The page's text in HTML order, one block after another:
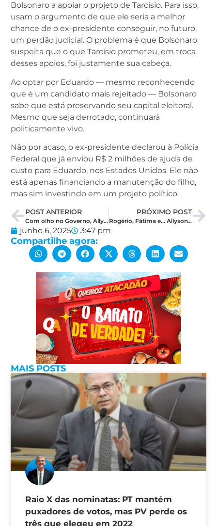
Bolsonaro a apoiar o projeto de Tarcísio. Para isso,
usam o argumento de que ele seria a melhor
chance de o ex-presidente conseguir, no futuro,
um perdão judicial. O problema é que Bolsonaro
suspeita que o que Tarcísio prometeu, em troca
desses apoios, foi justamente sua cabeça.
Ao optar por Eduardo — mesmo reconhecendo
que é um candidato mais rejeitado — Bolsonaro
sabe que está preservando seu capital eleitoral.
Mesmo que seja derrotado, continuará
politicamente vivo.
Não por acaso, o ex-presidente declarou à Polícia
Federal que já enviou R$ 2 milhões de ajuda de
custo para Eduardo, nos Estados Unidos. Ele não
está apenas financiando a manutenção do filho,
mas sim investindo em um projeto político.
POST ANTERIOR
Com olho no Governo, Allyson repete tática de campanha de 2024 e prepara terreno
PRÓXIMO POST
Rogério, Fátima e… Allyson? A repetição de 2002 no Rio Grande do Norte
junho 6, 2025 3:47 pm
Compartilhe agora:
MAIS POSTS
Raio X das nominatas: PT mantém
puxadores de votos, mas PV perde os
três que elegeu em 2022